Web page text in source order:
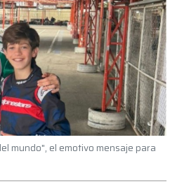
mundo", el emotivo mensaje para